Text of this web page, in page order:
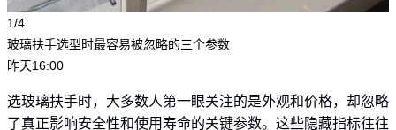
1/4
玻璃扶手选型时最容易被忽略的三个参数
昨天16:00
选玻璃扶手时，大多数人第一眼关注的是外观和价格，却忽略
了真正影响安全性和使用寿命的关键参数。这些隐藏指标往往